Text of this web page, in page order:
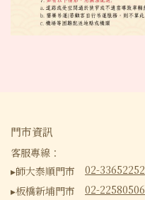
門市資訊
客服專線：
▸師大泰順門市 02-33652252
▸板橋新埔門市 02-22580506